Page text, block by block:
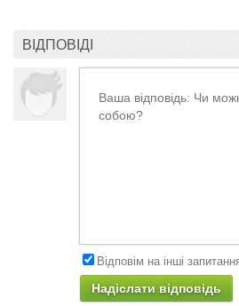
ВІДПОВІДІ
Відповім на інші